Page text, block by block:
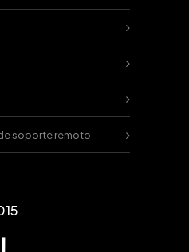
soporte remoto